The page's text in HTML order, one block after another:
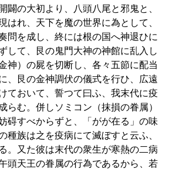
闢の大初より、八頭八尾と邪鬼と、
はれ、天下を魔の世界に為として、
問を成し、終には根の国へ神退ひに
して、艮の鬼門大神の神館に乱入し
神）の屍を切断し、各々五節に配当
、艮の金神調伏の儀式を行ひ、広遠
ておいて、誓つて曰ふ、我末代に疫
らむ。併しソミコン（抹損の眷属）
碍すべからずと、「がが在る」の味
種族は之を疫病にて滅ぼすと云ふ、
。又た彼は末代の衆生が寒熱の二病
頭天王の眷属の行為であるから、若